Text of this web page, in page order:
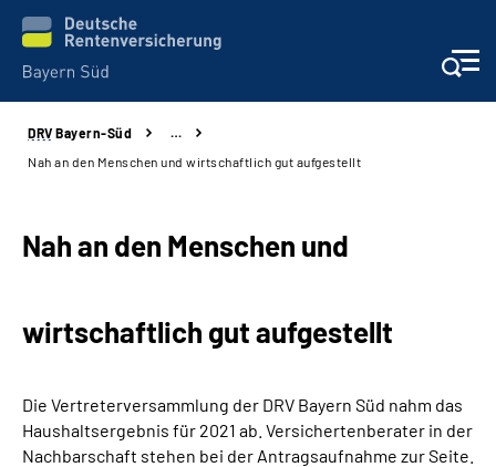
Beratung und Kontakt
Rehaverbund
Inhalte in Gebärdensprache (DGS)
DRV Bayern-Süd
…
Nah an den Menschen und wirtschaftlich gut aufgestellt
Nah an den Menschen und
wirtschaftlich gut aufgestellt
Die Vertreterversammlung der DRV Bayern Süd nahm das
Haushaltsergebnis für 2021 ab. Versichertenberater in der
Nachbarschaft stehen bei der Antragsaufnahme zur Seite.